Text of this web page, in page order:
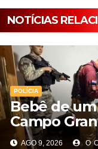
NOTÍCIAS
POLÍCIA
Bebê de
Campo
Paraguai
AGO 9, 2026 O